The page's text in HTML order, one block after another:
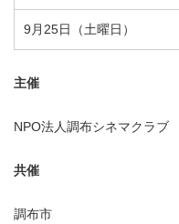
9月25日（土曜日）
主催
NPO法人調布シネマクラブ
共催
調布市